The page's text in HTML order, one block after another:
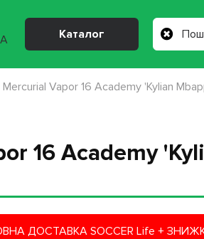
16 Academy
ДОСТАВКА SOCCER Life +
Каталог
Vapor 16 Academy 'Kylian